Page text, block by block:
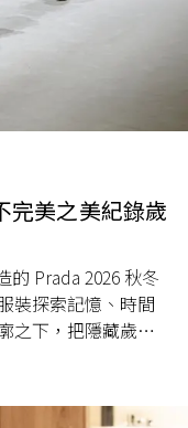
完美之美紀錄歲
的 Prada 2026 秋冬
裝探索記憶、時間
之下，把隱藏歲月